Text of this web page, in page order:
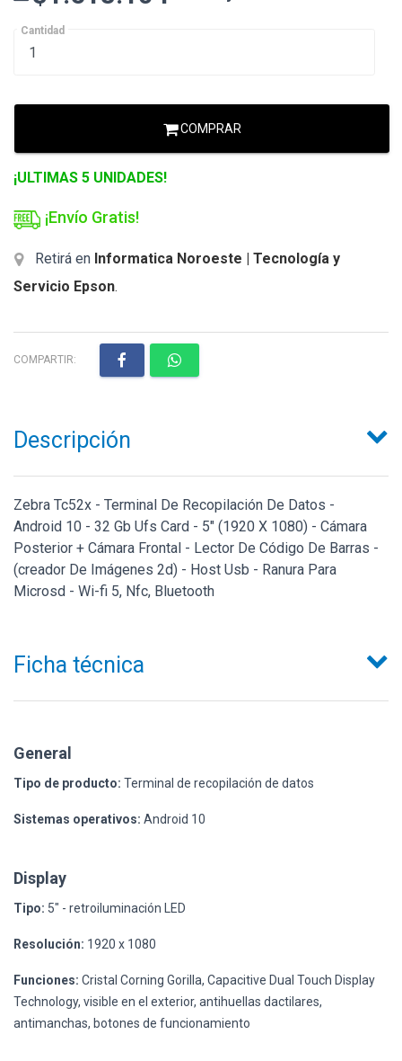
Cantidad
COMPRAR
¡ULTIMAS 5 UNIDADES!
¡Envío Gratis!
Retirá en Informatica Noroeste | Tecnología y
Servicio Epson.
COMPARTIR:
Descripción
Zebra Tc52x - Terminal De Recopilación De Datos -
Android 10 - 32 Gb Ufs Card - 5" (1920 X 1080) - Cámara
Posterior + Cámara Frontal - Lector De Código De Barras -
(creador De Imágenes 2d) - Host Usb - Ranura Para
Microsd - Wi-fi 5, Nfc, Bluetooth
Ficha técnica
General
Tipo de producto: Terminal de recopilación de datos
Sistemas operativos: Android 10
Display
Tipo: 5" - retroiluminación LED
Resolución: 1920 x 1080
Funciones: Cristal Corning Gorilla, Capacitive Dual Touch Display
Technology, visible en el exterior, antihuellas dactilares,
antimanchas, botones de funcionamiento